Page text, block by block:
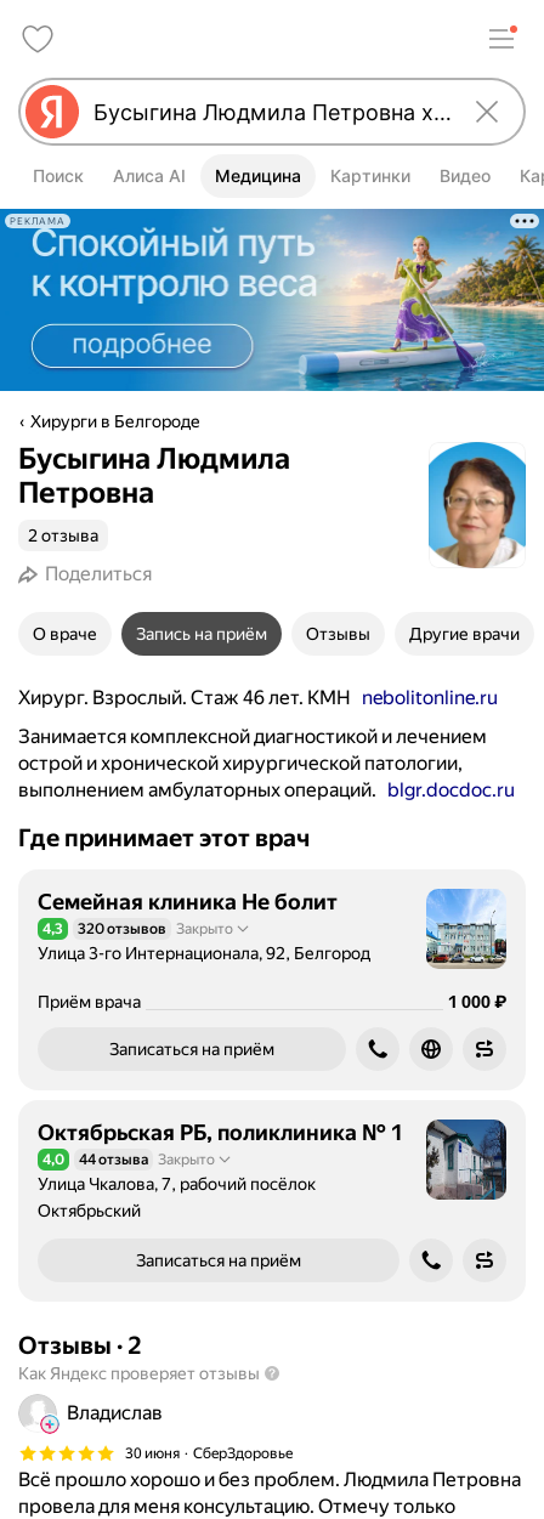
Поиск Алиса AI Медицина Картинки Видео
РЕКЛАМА
Хирурги в Белгороде
Бусыгина Людмила
Петровна
2 отзыва
Поделиться
О враче Запись на приём Отзывы Другие врачи
Хирург. Взрослый. Стаж 46 лет. КМН nebolitonline.ru
Занимается комплексной диагностикой и лечением
острой и хронической хирургической патологии,
выполнением амбулаторных операций. blgr.docdoc.ru
Где принимает этот врач
Семейная клиника Не болит
Рейтинг 4,3 из 5
4,3 320 отзывов Закрыто
Улица 3-го Интернационала, 92, Белгород
Приём врача Цена
1000
1 000₽
Записаться на приём
Октябрьская РБ, поликлиника № 1
Рейтинг 4,0 из 5
4,0 44 отзыва Закрыто
Улица Чкалова, 7, рабочий посёлок
Октябрьский
Записаться на приём
Отзывы · 2
Как Яндекс проверяет отзывы
Владислав
30 июня СберЗдоровье
Всё прошло хорошо и без проблем. Людмила Петровна
провела для меня консультацию. Отмечу только